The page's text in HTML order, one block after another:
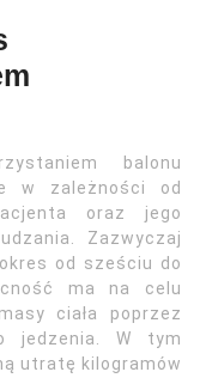
balonu
w zależności od
oraz jego
Zazwyczaj
od sześciu do
ma na celu
ciała poprzez
jedzenia. W tym
utratę kilogramów